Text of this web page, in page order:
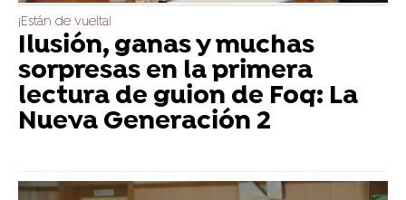
¡Están de vuelta!
Ilusión, ganas y muchas
sorpresas en la primera
lectura de guion de Foq: La
Nueva Generación 2